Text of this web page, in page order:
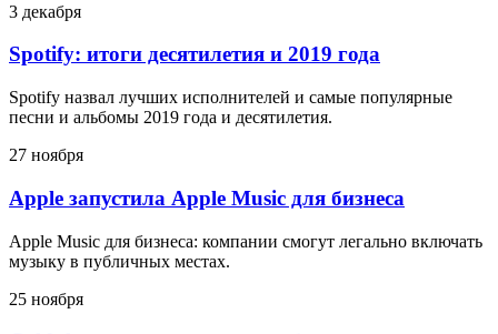
3 декабря
Spotify: итоги десятилетия и 2019 года
Spotify назвал лучших исполнителей и самые популярные
песни и альбомы 2019 года и десятилетия.
27 ноября
Apple запустила Apple Music для бизнеса
Apple Music для бизнеса: компании смогут легально включать
музыку в публичных местах.
25 ноября